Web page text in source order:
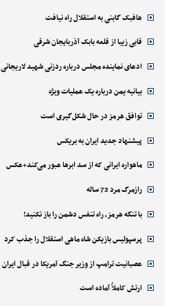
هافبک گابنی به استقلال راه نیافت
قابی زیبا از قلعه بابک آذربایجان شرقی
ادعای نماینده مجلس درباره ردزنی شهید لاریجانی
بیانیه یمن درباره یک عملیات ویژه
توافق هرمز در حال شکل‌گیری است
پیشنهاد جدید ایران به بریکس
ماهواره ایرانی که از سد ابرها عبور می‌کند+عکس
رازمرگ مرد 72 ساله
با تنگه هرمز، راه تنفس دشمن را باز نکنید!
پرسپولیس بازیکن شاه ماهی استقلال را جذب کرد
عصبانیت ترامپ از وزیر جنگ آمریکا در قبال ایران
ارتش کاملاً آماده است